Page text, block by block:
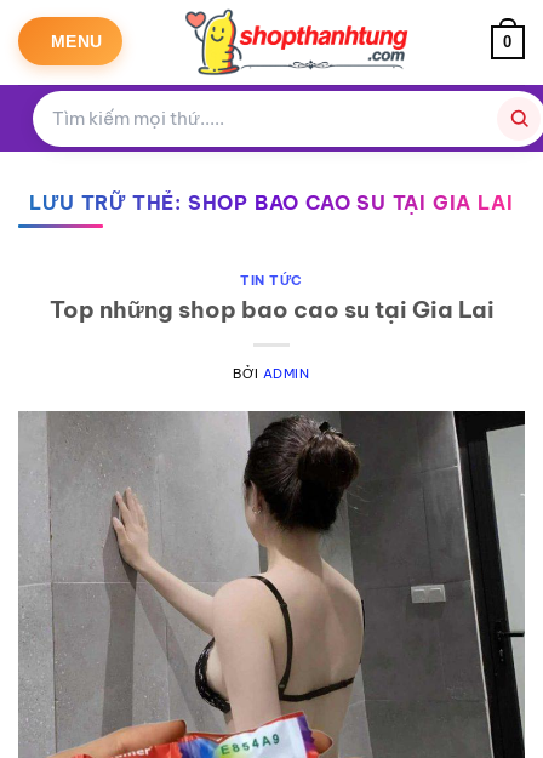
qua
dung
MENU 0
LƯU TRỮ THẺ: SHOP BAO CAO SU TẠI GIA LAI
TIN TỨC
Top những shop bao cao su tại Gia Lai
BỞI ADMIN